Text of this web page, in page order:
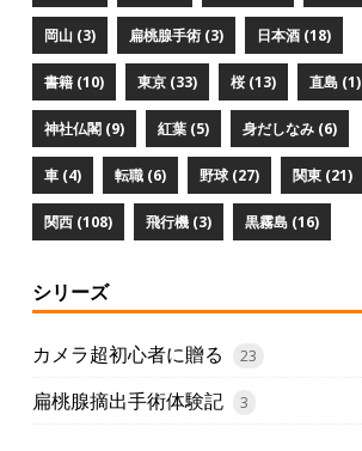
岡山 (3) 扁桃腺手術 (3) 日本酒 (18)
書籍 (10) 東京 (33) 桜 (13) 直島 (1)
神社仏閣 (9) 紅葉 (5) 身だしなみ (6)
車 (4) 転職 (6) 野球 (27) 関東 (21)
関西 (108) 飛行機 (3) 黒霧島 (16)
シリーズ
カメラ超初心者に贈る 23
扁桃腺摘出手術体験記 3